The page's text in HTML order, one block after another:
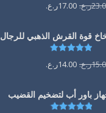
ر.ع. 17.00ر.ع.
قوة القرش الذهبي للرجال 48000
تم التقييم
ر.ع. 14.00ر.ع.
باور أب لتضخيم القضيب
تم التقييم